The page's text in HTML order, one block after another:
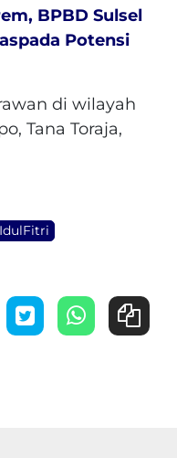
BPBD Sulsel
Potensi
di wilayah
Tana Toraja,